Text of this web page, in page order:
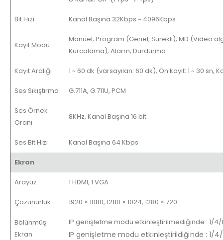
Bit Hızı Kanal Başına 32Kbps ~ 4096Kbps
Kayıt Modu
Manuel; Program (Genel, Sürekli); MD (Video
Kurcalama); Alarm; Durdurma
Kayıt Aralığı 1 ~ 60 dk (varsayılan: 60 dk), Ön kayıt: 1 ~ 30 sn,
Ses Sıkıştırma G.711A, G.711U, PCM
Ses Örnek
Oranı
8KHz, Kanal Başına 16 bit
Ses Bit Hızı Kanal Başına 64 Kbps
Ekran
Arayüz 1 HDMI, 1 VGA
Çözünürlük 1920 × 1080, 1280 × 1024, 1280 × 720
Bölünmüş
Ekran
IP genişletme modu etkinleştirilmediğinde : 1/
IP genişletme modu etkinleştirildiğinde : 1/